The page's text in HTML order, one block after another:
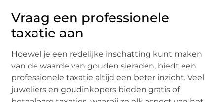
Vraag een professionele
taxatie aan
Hoewel je een redelijke inschatting kunt maken
van de waarde van gouden sieraden, biedt een
professionele taxatie altijd een beter inzicht. Veel
juweliers en goudinkopers bieden gratis of